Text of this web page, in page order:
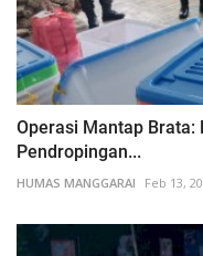
Operasi Mantap Brata:
Pendropingan...
HUMAS MANGGARAI Feb 13,